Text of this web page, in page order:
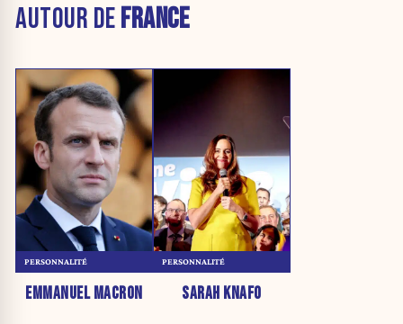
AUTOUR DEFRANCE
EMMANUEL MACRON
PERSONNALITÉ
SARAH KNAFO
PERSONNALITÉ